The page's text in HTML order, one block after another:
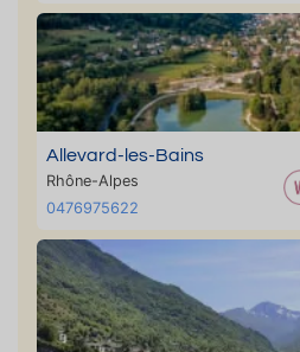
Allevard-les-Bains
Rhône-Alpes
0476975622